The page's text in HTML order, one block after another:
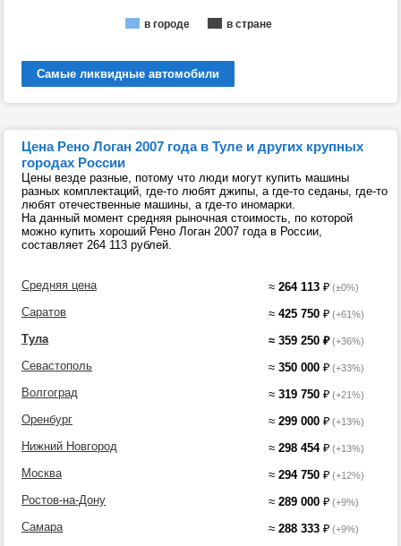
в городе в стране
Самые ликвидные автомобили
Цена Рено Логан 2007 года в Туле и других крупных
городах России
Цены везде разные, потому что люди могут купить машины
разных комплектаций, где-то любят джипы, а где-то седаны, где-то
любят отечественные машины, а где-то иномарки.
На данный момент средняя рыночная стоимость, по которой
можно купить хороший Рено Логан 2007 года в России,
составляет 264 113 рублей.
Средняя цена ≈ 264 113 ₽ (±0%)
Саратов ≈ 425 750 ₽ (+61%)
Тула ≈ 359 250 ₽(+36%)
Севастополь ≈ 350 000 ₽ (+33%)
Волгоград ≈ 319 750 ₽ (+21%)
Оренбург ≈ 299 000 ₽ (+13%)
Нижний Новгород ≈ 298 454 ₽ (+13%)
Москва ≈ 294 750 ₽ (+12%)
Ростов-на-Дону ≈ 289 000 ₽ (+9%)
Самара ≈ 288 333 ₽ (+9%)